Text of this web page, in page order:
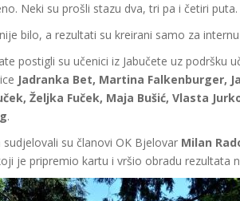
Neki su prošli stazu dva, tri pa i četiri puta.
bilo, a rezultati su kreirani samo za
postigli su učenici iz Jabučete uz podršku
Jadranka Bet, Martina Falkenburger,
Željka Fuček, Maja Bušić, Vlasta
.
su članovi OK Bjelovar Milan
je pripremio kartu i vršio obradu rezultata